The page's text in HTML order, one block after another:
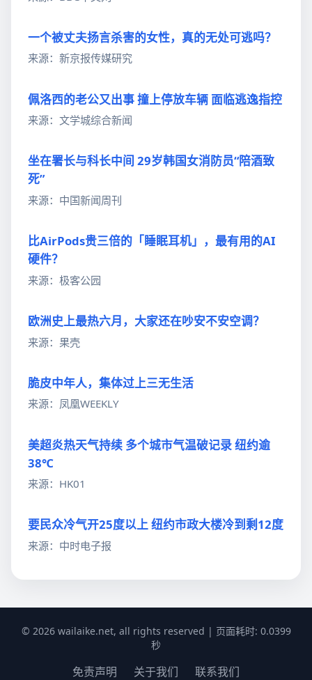
一个被丈夫扬言杀害的女性，真的无处可逃吗？
来源：新京报传媒研究
佩洛西的老公又出事 撞上停放车辆 面临逃逸指控
来源：文学城综合新闻
坐在署长与科长中间 29岁韩国女消防员“陪酒致
死”
来源：中国新闻周刊
比AirPods贵三倍的「睡眠耳机」，最有用的AI
硬件？
来源：极客公园
欧洲史上最热六月，大家还在吵安不安空调？
来源：果壳
脆皮中年人，集体过上三无生活
来源：凤凰WEEKLY
美超炎热天气持续 多个城市气温破记录 纽约逾
38℃
来源：HK01
要民众冷气开25度以上 纽约市政大楼冷到剩12度
来源：中时电子报
© 2026 wailaike.net, all rights reserved | 页面耗时: 0.0399
秒
免责声明 关于我们 联系我们